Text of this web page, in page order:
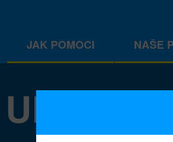
JAK POMOCI NAŠE